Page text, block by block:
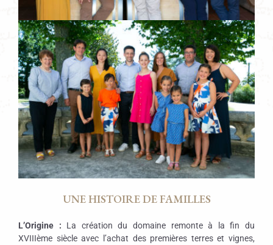
UNE HISTOIRE DE FAMILLES
L’Origine : La création du domaine remonte à la fin du
XVIIIème siècle avec l’achat des premières terres et vignes,